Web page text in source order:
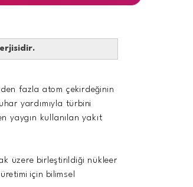
fazla atom çekirdeğinin
yardımıyla türbini
yaygın kullanılan yakıt
üzere birleştirildiği nükleer
için bilimsel